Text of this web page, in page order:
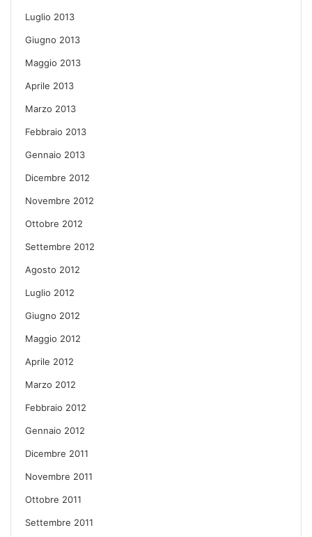
Luglio 2013
Giugno 2013
Maggio 2013
Aprile 2013
Marzo 2013
Febbraio 2013
Gennaio 2013
Dicembre 2012
Novembre 2012
Ottobre 2012
Settembre 2012
Agosto 2012
Luglio 2012
Giugno 2012
Maggio 2012
Aprile 2012
Marzo 2012
Febbraio 2012
Gennaio 2012
Dicembre 2011
Novembre 2011
Ottobre 2011
Settembre 2011